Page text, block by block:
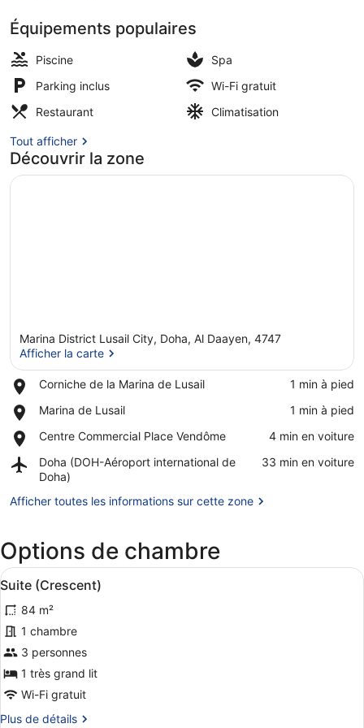
Extérieur
Équipements populaires
Piscine
Spa
Parking inclus
Wi-Fi gratuit
Restaurant
Climatisation
Tout afficher
Découvrir la zone
Marina District Lusail City, Doha, Al Daayen, 4747
Afficher la carte
Corniche de la Marina de Lusail
Place,
de
Marina
de
Lusail
‪1 min à pied‬
Marina de Lusail
Place,
de
‪1 min à pied‬
Centre Commercial Place Vendôme
Place,
Commercial
Place
‪4 min en voiture‬
Doha (DOH-Aéroport international de
Doha)
Airport,
Doha
Aéroport
Doha)
‪33 min en voiture‬
Afficher toutes les informations sur cette zone
Options de chambre
Afficher
toutes
les
photos
pour
ce
type
Une chambre à coucher avec un
9
Suite (Crescent)
84 m²
1 chambre
3 personnes
1 très grand lit
Wi-Fi gratuit
Plus de détails
Plus